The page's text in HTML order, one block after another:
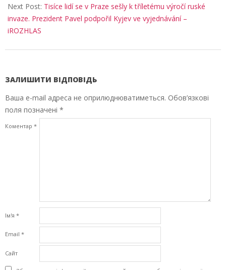
Next Post: Tisíce lidí se v Praze sešly k tříletému výročí ruské
invaze. Prezident Pavel podpořil Kyjev ve vyjednávání –
iROZHLAS
ЗАЛИШИТИ ВІДПОВІДЬ
Ваша e-mail адреса не оприлюднюватиметься. Обов’язкові
поля позначені *
Коментар *
Ім'я *
Email *
Сайт